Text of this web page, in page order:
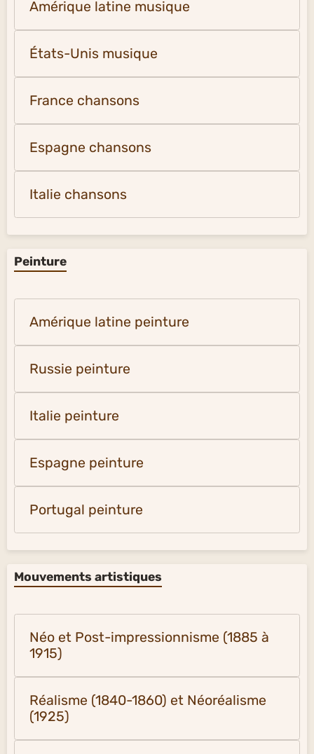
Amérique latine musique
États-Unis musique
France chansons
Espagne chansons
Italie chansons
Peinture
Amérique latine peinture
Russie peinture
Italie peinture
Espagne peinture
Portugal peinture
Mouvements artistiques
Néo et Post-impressionnisme (1885 à
1915)
Réalisme (1840-1860) et Néoréalisme
(1925)